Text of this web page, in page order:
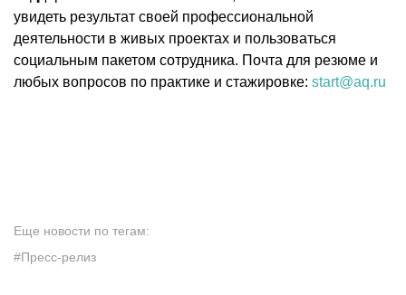
увидеть результат своей профессиональной
деятельности в живых проектах и пользоваться
социальным пакетом сотрудника. Почта для резюме и
любых вопросов по практике и стажировке: start@aq.ru
Еще новости по тегам:
#Пресс-релиз